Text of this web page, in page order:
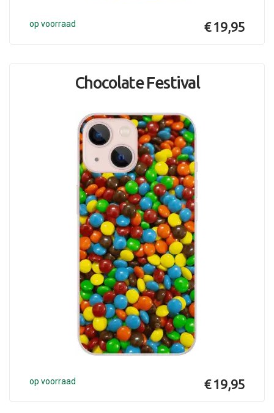
op voorraad € 19,95
Chocolate Festival
op voorraad € 19,95